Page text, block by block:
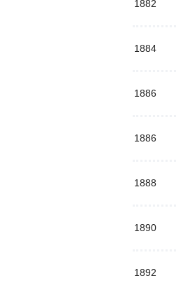
1882
1884
1886
1886
1888
1890
1892